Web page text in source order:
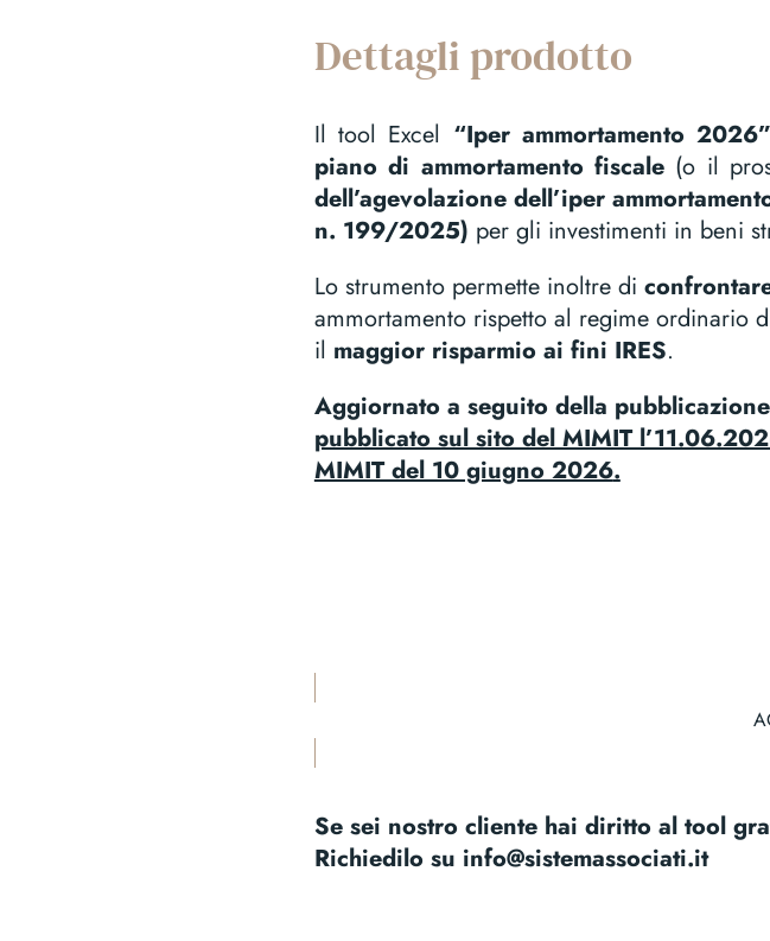
Dettagli prodotto
Il tool Excel “Iper ammortamento 2026”
piano di ammortamento fiscale (o il
dell’agevolazione dell’iper
n. 199/2025) per gli investimenti in beni
Lo strumento permette inoltre di
ammortamento rispetto al regime ordinario
il maggior risparmio ai fini IRES.
Aggiornato a seguito della
pubblicato sul sito del MIMIT
MIMIT del 10 giugno 2026.
Se sei nostro cliente hai diritto al tool
Richiedilo su info@sistemassociati.it